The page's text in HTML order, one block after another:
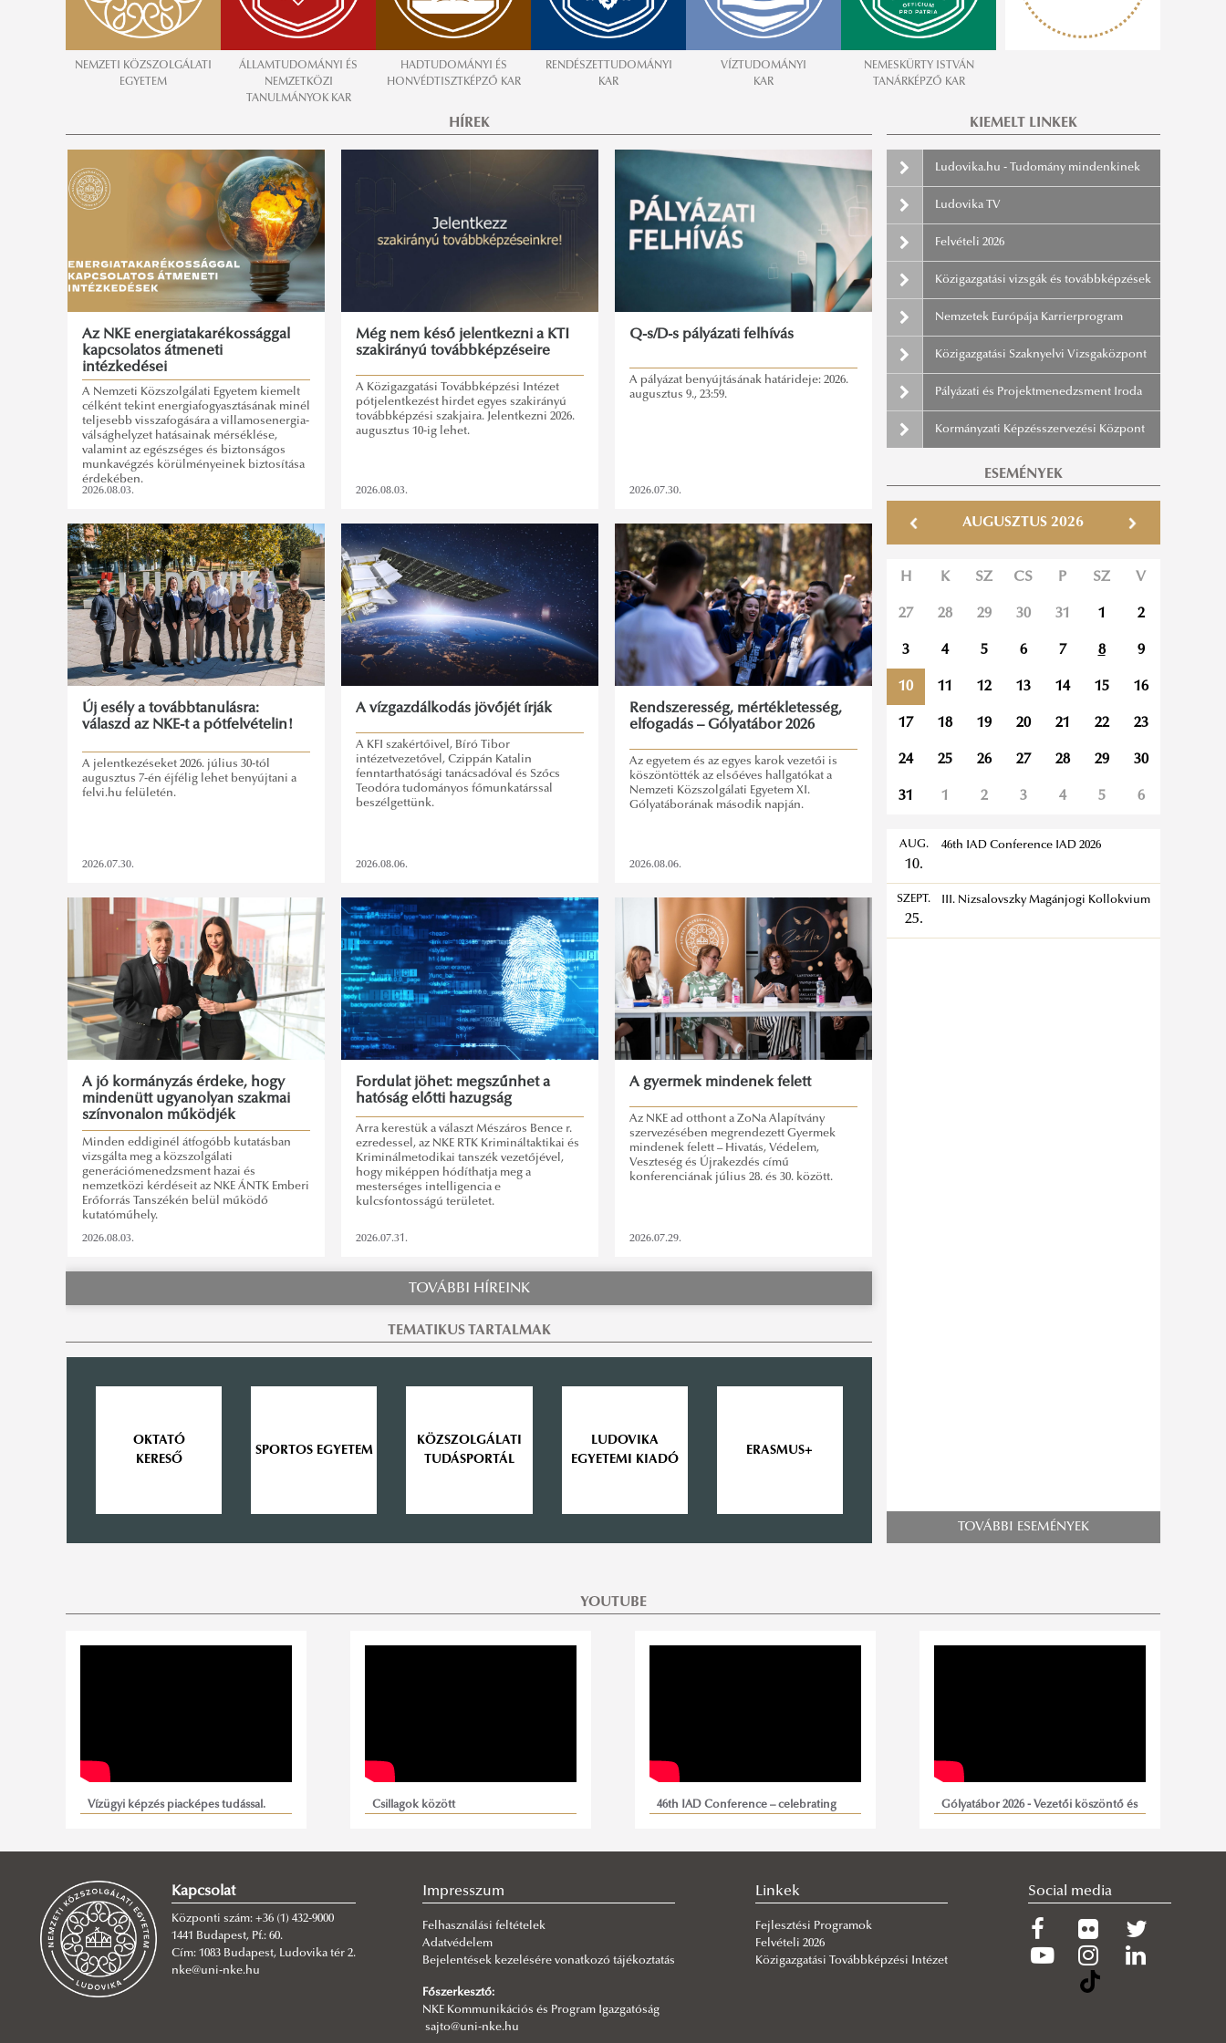
NEMZETI KÖZSZOLGÁLATI
EGYETEM
ÁLLAMTUDOMÁNYI ÉS
NEMZETKÖZI
TANULMÁNYOK KAR
HADTUDOMÁNYI ÉS
HONVÉDTISZTKÉPZŐ KAR
RENDÉSZETTUDOMÁNYI
KAR
VÍZTUDOMÁNYI
KAR
NEMESKÜRTY ISTVÁN
TANÁRKÉPZŐ KAR
HÍREK
Az NKE energiatakarékossággal
kapcsolatos átmeneti
intézkedései
A Nemzeti Közszolgálati Egyetem kiemelt
célként tekint energiafogyasztásának minél
teljesebb visszafogására a villamosenergia-
válsághelyzet hatásainak mérséklése,
valamint az egészséges és biztonságos
munkavégzés körülményeinek biztosítása
érdekében.
2026.08.03.
Még nem késő jelentkezni a KTI
szakirányú továbbképzéseire
A Közigazgatási Továbbképzési Intézet
pótjelentkezést hirdet egyes szakirányú
továbbképzési szakjaira. Jelentkezni 2026.
augusztus 10-ig lehet.
2026.08.03.
Q-s/D-s pályázati felhívás
A pályázat benyújtásának határideje: 2026.
augusztus 9., 23:59.
2026.07.30.
Új esély a továbbtanulásra:
válaszd az NKE-t a pótfelvételin!
A jelentkezéseket 2026. július 30-tól
augusztus 7-én éjfélig lehet benyújtani a
felvi.hu felületén.
2026.07.30.
A vízgazdálkodás jövőjét írják
A KFI szakértőivel, Bíró Tibor
intézetvezetővel, Czippán Katalin
fenntarthatósági tanácsadóval és Szőcs
Teodóra tudományos főmunkatárssal
beszélgettünk.
2026.08.06.
Rendszeresség, mértékletesség,
elfogadás – Gólyatábor 2026
Az egyetem és az egyes karok vezetői is
köszöntötték az elsőéves hallgatókat a
Nemzeti Közszolgálati Egyetem XI.
Gólyatáborának második napján.
2026.08.06.
A jó kormányzás érdeke, hogy
mindenütt ugyanolyan szakmai
színvonalon működjék
Minden eddiginél átfogóbb kutatásban
vizsgálta meg a közszolgálati
generációmenedzsment hazai és
nemzetközi kérdéseit az NKE ÁNTK Emberi
Erőforrás Tanszékén belül működő
kutatóműhely.
2026.08.03.
Fordulat jöhet: megszűnhet a
hatóság előtti hazugság
Arra kerestük a választ Mészáros Bence r.
ezredessel, az NKE RTK Krimináltaktikai és
Kriminálmetodikai tanszék vezetőjével,
hogy miképpen hódíthatja meg a
mesterséges intelligencia e
kulcsfontosságú területet.
2026.07.31.
A gyermek mindenek felett
Az NKE ad otthont a ZoNa Alapítvány
szervezésében megrendezett Gyermek
mindenek felett – Hivatás, Védelem,
Veszteség és Újrakezdés című
konferenciának július 28. és 30. között.
2026.07.29.
TOVÁBBI HÍREINK
TEMATIKUS TARTALMAK
OKTATÓ
KERESŐ
SPORTOS EGYETEM
KÖZSZOLGÁLATI
TUDÁSPORTÁL
LUDOVIKA
EGYETEMI KIADÓ
ERASMUS+
KIEMELT LINKEK
Ludovika.hu - Tudomány mindenkinek
Ludovika TV
Felvételi 2026
Közigazgatási vizsgák és továbbképzések
Nemzetek Európája Karrierprogram
Közigazgatási Szaknyelvi Vizsgaközpont
Pályázati és Projektmenedzsment Iroda
Kormányzati Képzésszervezési Központ
ESEMÉNYEK
AUGUSZTUS 2026
H K SZ CS P SZ V
27 28 29 30 31 1 2
3 4 5 6 7 8 9
10 11 12 13 14 15 16
17 18 19 20 21 22 23
24 25 26 27 28 29 30
31 1 2 3 4 5 6
AUG.
10.
46th IAD Conference IAD 2026
SZEPT.
25.
III. Nizsalovszky Magánjogi Kollokvium
TOVÁBBI ESEMÉNYEK
YOUTUBE
Vízügyi képzés piacképes tudással.
Csillagok között
46th IAD Conference – celebrating
Gólyatábor 2026 - Vezetői köszöntő és
Kapcsolat
Központi szám: +36 (1) 432-9000
1441 Budapest, Pf.: 60.
Cím: 1083 Budapest, Ludovika tér 2.
nke@uni-nke.hu
Impresszum
Felhasználási feltételek
Adatvédelem
Bejelentések kezelésére vonatkozó tájékoztatás
Főszerkesztő:
NKE Kommunikációs és Program Igazgatóság
sajto@uni-nke.hu
Linkek
Fejlesztési Programok
Felvételi 2026
Közigazgatási Továbbképzési Intézet
Social media